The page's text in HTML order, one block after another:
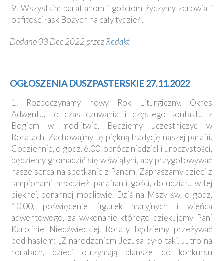
9. Wszystkim parafianom i gościom życzymy zdrowia i
obfitości łask Bożych na cały tydzień.
Dodano 03 Dec 2022 przezRedakt
OGŁOSZENIA DUSZPASTERSKIE 27.11.2022
1. Rozpoczynamy nowy Rok Liturgiczny. Okres
Adwentu, to czas czuwania i częstego kontaktu z
Bogiem w modlitwie. Będziemy uczestniczyć w
Roratach. Zachowajmy tę piękną tradycję naszej parafii.
Codziennie, o godz. 6.00, oprócz niedziel i uroczystości,
będziemy gromadzić się w świątyni, aby przygotowywać
nasze serca na spotkanie z Panem. Zapraszamy dzieci z
lampionami, młodzież, parafian i gości, do udziału w tej
pięknej, porannej modlitwie. Dziś na Mszy św. o godz.
10.00, poświęcenie figurek maryjnych i wieńca
adwentowego, za wykonanie którego dziękujemy Pani
Karolinie Niedźwieckiej. Roraty będziemy przeżywać
pod hasłem: „Z narodzeniem Jezusa było tak”. Jutro na
roratach, dzieci otrzymają plansze do konkursu